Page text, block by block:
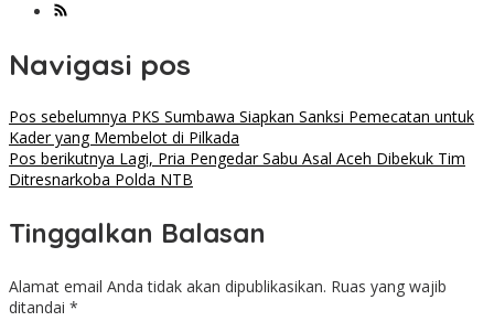
Navigasi pos
Pos sebelumnya PKS Sumbawa Siapkan Sanksi Pemecatan untuk
Kader yang Membelot di Pilkada
Pos berikutnya Lagi, Pria Pengedar Sabu Asal Aceh Dibekuk Tim
Ditresnarkoba Polda NTB
Tinggalkan Balasan
Alamat email Anda tidak akan dipublikasikan. Ruas yang wajib
ditandai *